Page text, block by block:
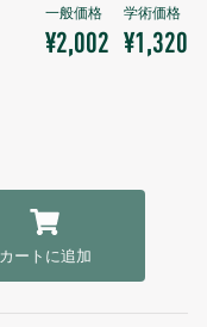
¥2,002 ¥1,320
カートに追加